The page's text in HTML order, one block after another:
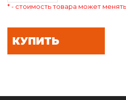
* - стоимость товара может
КУПИТЬ